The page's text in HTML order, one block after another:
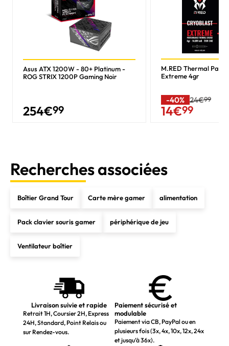
Asus ATX 1200W - 80+ Platinum -
ROG STRIX 1200P Gaming Noir
254€99
M.RED Thermal Paste
Extreme 4gr
-40% 24€99
14€99
Recherches associées
Boîtier Grand Tour Carte mère gamer alimentation
Pack clavier souris gamer périphérique de jeu
Ventilateur boîtier
Livraison suivie et rapide
Retrait 1H, Coursier 2H, Express
24H, Standard, Point Relais ou
sur Rendez-vous.
Paiement sécurisé et
modulable
Paiement via CB, PayPal ou en
plusieurs fois (3x, 4x, 10x, 12x, 24x
et jusqu’à 36x).